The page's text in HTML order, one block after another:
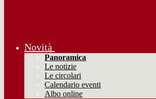
Novità
Panoramica
Le notizie
Le circolari
Calendario eventi
Albo online